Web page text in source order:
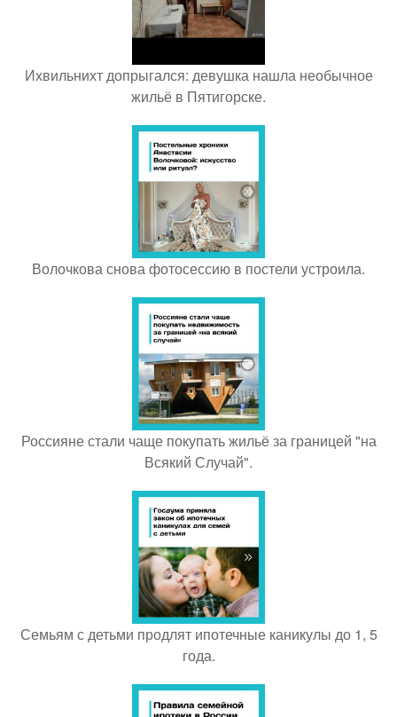
Ихвильнихт допрыгался: девушка нашла необычное
жильё в Пятигорске.
Волочкова снова фотосессию в постели устроила.
Россияне стали чаще покупать жильё за границей "на
Всякий Случай".
Семьям с детьми продлят ипотечные каникулы до 1, 5
года.